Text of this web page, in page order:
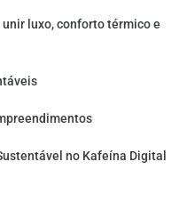
luxo, conforto térmico e
no Kafeína Digital